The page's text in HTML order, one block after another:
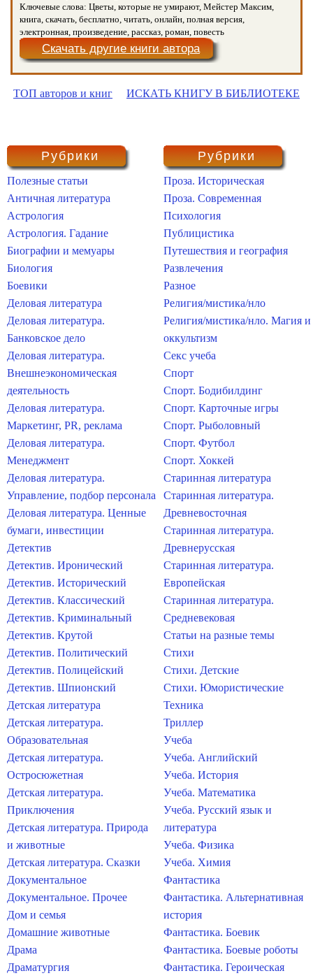
Ключевые слова: Цветы, которые не умирают, Мейстер Максим,
книга, скачать, бесплатно, читать, онлайн, полная версия,
электронная, произведение, рассказ, роман, повесть
Скачать другие книги автора
ТОП авторов и книг ИСКАТЬ КНИГУ В БИБЛИОТЕКЕ
Рубрики
Полезные статьи
Античная литература
Астрология
Астрология. Гадание
Биографии и мемуары
Биология
Боевики
Деловая литература
Деловая литература.
Банковское дело
Деловая литература.
Внешнеэкономическая
деятельность
Деловая литература.
Маркетинг, PR, реклама
Деловая литература.
Менеджмент
Деловая литература.
Управление, подбор персонала
Деловая литература. Ценные
бумаги, инвестиции
Детектив
Детектив. Иронический
Детектив. Исторический
Детектив. Классический
Детектив. Криминальный
Детектив. Крутой
Детектив. Политический
Детектив. Полицейский
Детектив. Шпионский
Детская литература
Детская литература.
Образовательная
Детская литература.
Остросюжетная
Детская литература.
Приключения
Детская литература. Природа
и животные
Детская литература. Сказки
Документальное
Документальное. Прочее
Дом и семья
Домашние животные
Драма
Драматургия
Рубрики
Проза. Историческая
Проза. Современная
Психология
Публицистика
Путешествия и география
Развлечения
Разное
Религия/мистика/нло
Религия/мистика/нло. Магия и
оккультизм
Секс учеба
Спорт
Спорт. Бодибилдинг
Спорт. Карточные игры
Спорт. Рыболовный
Спорт. Футбол
Спорт. Хоккей
Старинная литература
Старинная литература.
Древневосточная
Старинная литература.
Древнерусская
Старинная литература.
Европейская
Старинная литература.
Средневековая
Статьи на разные темы
Стихи
Стихи. Детские
Стихи. Юмористические
Техника
Триллер
Учеба
Учеба. Английский
Учеба. История
Учеба. Математика
Учеба. Русский язык и
литература
Учеба. Физика
Учеба. Химия
Фантастика
Фантастика. Альтернативная
история
Фантастика. Боевик
Фантастика. Боевые роботы
Фантастика. Героическая